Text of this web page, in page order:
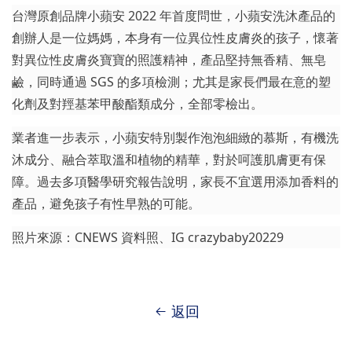
台灣原創品牌小蘋安 2022 年首度問世，小蘋安洗沐產品的
創辦人是一位媽媽，本身有一位異位性皮膚炎的孩子，懷著
對異位性皮膚炎寶寶的照護精神，產品堅持無香精、無皂
鹼，同時通過 SGS 的多項檢測；尤其是家長們最在意的塑
化劑及對羥基苯甲酸酯類成分，全部零檢出。
業者進一步表示，小蘋安特別製作泡泡細緻的慕斯，有機洗
沐成分、融合萃取溫和植物的精華，對於呵護肌膚更有保
障。過去多項醫學研究報告說明，家長不宜選用添加香料的
產品，避免孩子有性早熟的可能。
照片來源：CNEWS 資料照、IG crazybaby20229
返回